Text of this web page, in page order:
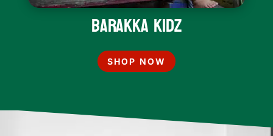
Barakka Kidz
SHOP NOW